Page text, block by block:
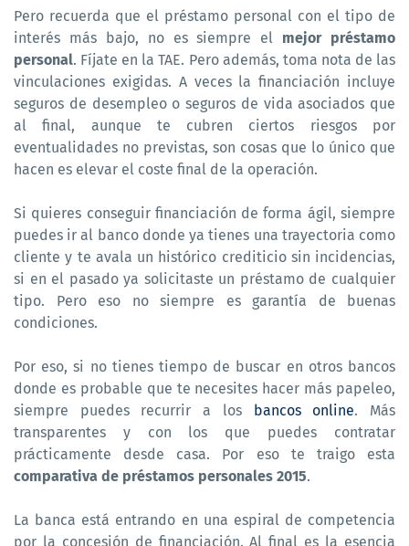
Pero recuerda que el préstamo personal con el tipo de
interés más bajo, no es siempre el mejor préstamo
personal. Fíjate en la TAE. Pero además, toma nota de las
vinculaciones exigidas. A veces la financiación incluye
seguros de desempleo o seguros de vida asociados que
al final, aunque te cubren ciertos riesgos por
eventualidades no previstas, son cosas que lo único que
hacen es elevar el coste final de la operación.
Si quieres conseguir financiación de forma ágil, siempre
puedes ir al banco donde ya tienes una trayectoria como
cliente y te avala un histórico crediticio sin incidencias,
si en el pasado ya solicitaste un préstamo de cualquier
tipo. Pero eso no siempre es garantía de buenas
condiciones.
Por eso, si no tienes tiempo de buscar en otros bancos
donde es probable que te necesites hacer más papeleo,
siempre puedes recurrir a los bancos online. Más
transparentes y con los que puedes contratar
prácticamente desde casa. Por eso te traigo esta
comparativa de préstamos personales 2015.
La banca está entrando en una espiral de competencia
por la concesión de financiación. Al final es la esencia